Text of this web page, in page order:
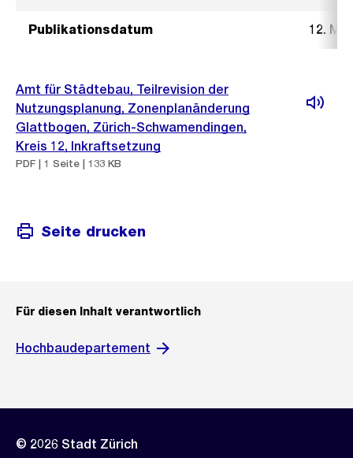
Publikationsdatum 12.
Amt für Städtebau, Teilrevision der
Nutzungsplanung, Zonenplanänderung
Glattbogen, Zürich-Schwamendingen,
Kreis 12, Inkraftsetzung
PDF | 1 Seite | 133 KB
Seite drucken
Für diesen Inhalt verantwortlich
Hochbaudepartement
© 2026 Stadt Zürich